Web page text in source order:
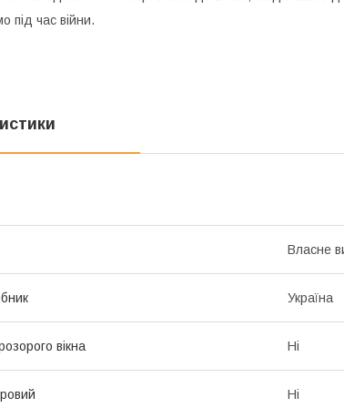
під час війни.
Власне
Україна
вікна Ні
Ні